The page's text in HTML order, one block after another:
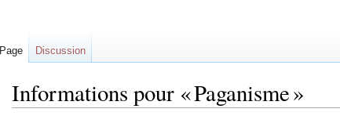
Informations pour « Paganisme »
Page Discussion